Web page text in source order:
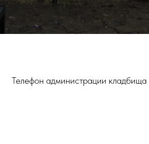
Телефон администрации кладбища